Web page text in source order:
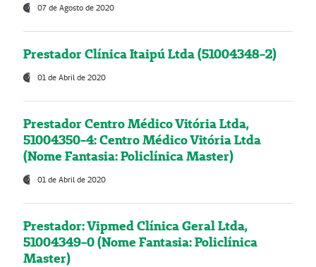
07 de Agosto de 2020
Prestador Clínica Itaipú Ltda (51004348-2)
01 de Abril de 2020
Prestador Centro Médico Vitória Ltda,
51004350-4: Centro Médico Vitória Ltda
(Nome Fantasia: Policlínica Master)
01 de Abril de 2020
Prestador: Vipmed Clínica Geral Ltda,
51004349-0 (Nome Fantasia: Policlínica
Master)